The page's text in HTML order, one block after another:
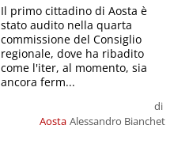
Aosta
di
Alessandro Bianchet
Il primo cittadino di Aosta è
stato audito nella quarta
commissione del Consiglio
regionale, dove ha ribadito
come l'iter, al momento, sia
ancora ferm...